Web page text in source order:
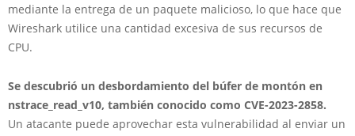
mediante la entrega de un paquete malicioso, lo que hace que
Wireshark utilice una cantidad excesiva de sus recursos de
CPU.
Se descubrió un desbordamiento del búfer de montón en
nstrace_read_v10, también conocido como CVE-2023-2858.
Un atacante puede aprovechar esta vulnerabilidad al enviar un